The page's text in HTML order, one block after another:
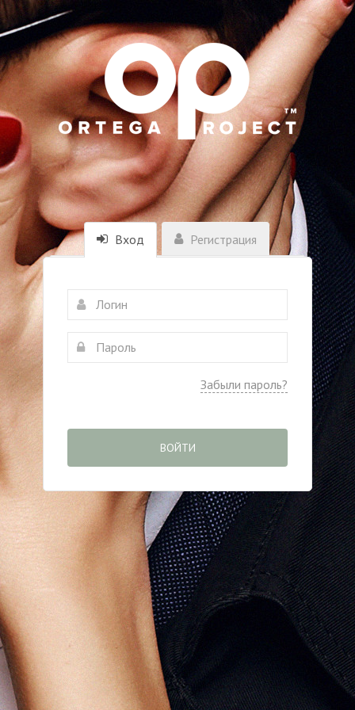
Вход Регистрация
Забыли пароль?
ВОЙТИ